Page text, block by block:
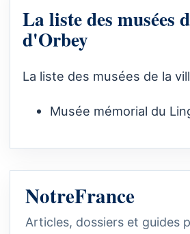
La liste des musées
d'Orbey
La liste des musées de la
Musée mémorial du
NotreFrance
Articles, dossiers et guides